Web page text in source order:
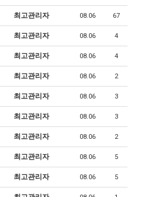
최고관리자 08.06 67
최고관리자 08.06 4
최고관리자 08.06 4
최고관리자 08.06 2
최고관리자 08.06 3
최고관리자 08.06 3
최고관리자 08.06 2
최고관리자 08.06 5
최고관리자 08.06 5